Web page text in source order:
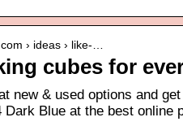
› ideas › like-…
cubes for
new & used options and
Dark Blue at the best online